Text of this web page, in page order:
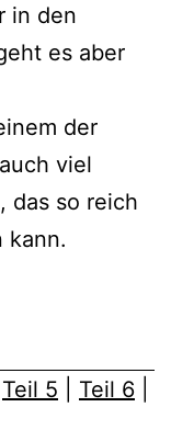
in den
es aber
der
viel
das so reich
kann.
Teil 5 Teil 6